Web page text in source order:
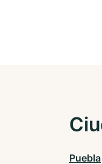
Puebla